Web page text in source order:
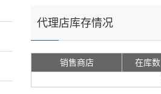
代理店库存情况
销售商店 在库数